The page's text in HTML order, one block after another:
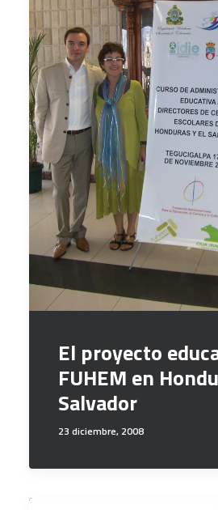
El proyecto
FUHEM en
Salvador
23 diciembre, 2008